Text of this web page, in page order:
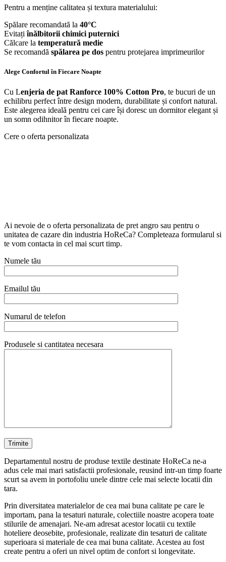
Pentru a menține calitatea și textura materialului:
Spălare recomandată la 40°C
Evitațiînălbitorii chimici puternici
Călcare la temperatură medie
Se recomandă spălarea pe dos pentru protejarea imprimeurilor
Alege Confortul în Fiecare Noapte
Cu Lenjeria de pat Ranforce 100% Cotton Pro, te bucuri de un
echilibru perfect între design modern, durabilitate și confort natural.
Este alegerea ideală pentru cei care își doresc un dormitor elegant și
un somn odihnitor în fiecare noapte.
Cere o oferta personalizata
Ai nevoie de o oferta personalizata de pret angro sau pentru o
unitatea de cazare din industria HoReCa? Completeaza formularul si
te vom contacta in cel mai scurt timp.
Numele tău
Emailul tău
Numarul de telefon
Produsele si cantitatea necesara
Departamentul nostru de produse textile destinate HoReCa ne-a
adus cele mai mari satisfactii profesionale, reusind intr-un timp foarte
scurt sa avem in portofoliu unele dintre cele mai selecte locatii din
tara.
Prin diversitatea materialelor de cea mai buna calitate pe care le
importam, pana la tesaturi naturale, colectiile noastre acopera toate
stilurile de amenajari. Ne-am adresat acestor locatii cu textile
hoteliere deosebite, profesionale, realizate din tesaturi de calitate
superioara si materiale de cea mai buna calitate. Acestea au fost
create pentru a oferi un nivel optim de confort si longevitate.